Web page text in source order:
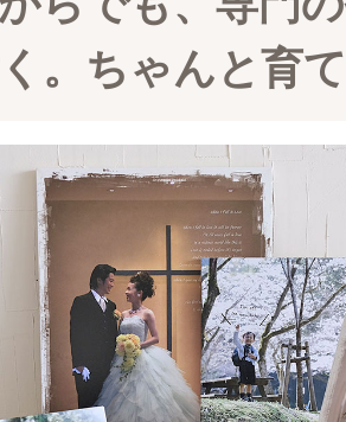
。ちゃんと育